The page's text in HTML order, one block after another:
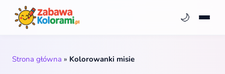
🌙
Strona główna » Kolorowanki misie